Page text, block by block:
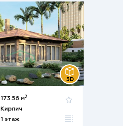
173.56 м2
Кирпич
1 этаж